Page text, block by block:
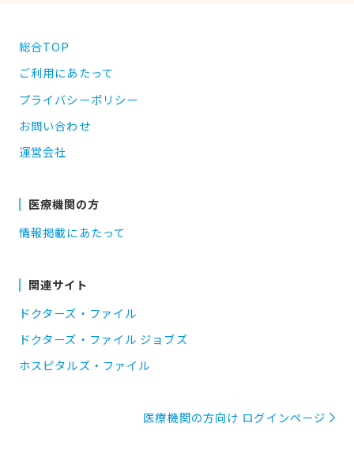
総合TOP
ご利用にあたって
プライバシーポリシー
お問い合わせ
運営会社
医療機関の方
情報掲載にあたって
関連サイト
ドクターズ・ファイル
ドクターズ・ファイル ジョブズ
ホスピタルズ・ファイル
医療機関の方向け ログインページ